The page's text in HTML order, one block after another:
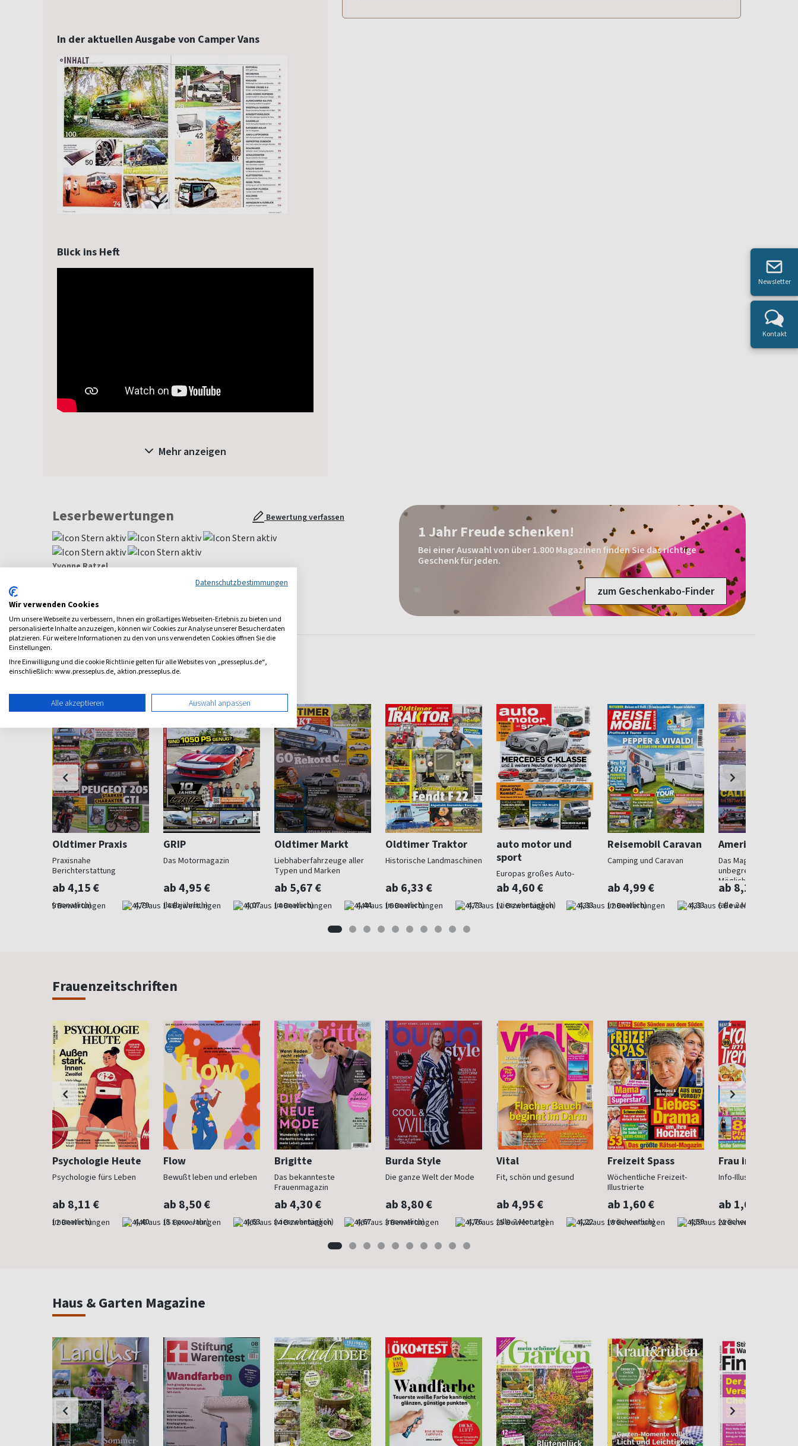
In der aktuellen Ausgabe von Camper Vans
Blick ins Heft
Mehr anzeigen
Leserbewertungen Bewertung verfassen
Yvonne Ratzel
Super Service, E-Mail Anfeagen wurden zeitnah beantwortet
Alle Leserbewertungen anzeigen
1 Jahr Freude schenken!
Bei einer Auswahl von über 1.800 Magazinen finden Sie das richtige
Geschenk für jeden.
zum Geschenkabo-Finder
Weitere Auto-Motorrad-Magazine
Oldtimer Praxis
Praxisnahe
Berichterstattung
ab 4,15 €
(monatlich) 4,79
GRIP
Das Motormagazin
ab 4,95 €
(halbjährlich) 4,07
Oldtimer Markt
Liebhaberfahrzeuge aller
Typen und Marken
ab 5,67 €
(monatlich) 4,44
Oldtimer Traktor
Historische Landmaschinen
ab 6,33 €
(monatlich) 4,73
auto motor und
sport
Europas großes Auto-
Magazin
ab 4,60 €
(vierzehntäglich) 4,33
Reisemobil Caravan
Camping und Caravan
ab 4,99 €
(monatlich) 4,33
American
Das Magazin der
unbegrenzten
Möglichkeiten
ab 8,17 €
(alle 2 Monate)
Frauenzeitschriften
Psychologie Heute
Psychologie fürs Leben
ab 8,11 €
(monatlich) 4,40
Flow
Bewußt leben und erleben
ab 8,50 €
(8 x pro Jahr) 4,63
Brigitte
Das bekannteste
Frauenmagazin
ab 4,30 €
(vierzehntäglich) 4,67
Burda Style
Die ganze Welt der Mode
ab 8,80 €
(monatlich) 4,76
Vital
Fit, schön und gesund
ab 4,95 €
(alle 2 Monate) 4,22
Freizeit Spass
Wöchentliche Freizeit-
Illustrierte
ab 1,60 €
(wöchentlich) 4,59
Frau im Trend
Info-Illustrierte für
ab 1,60 €
(wöchentlich)
Haus & Garten Magazine
Newsletter
Kontakt
Datenschutzbestimmungen
Wir verwenden Cookies
Um unsere Webseite zu verbessern, Ihnen ein großartiges Webseiten-Erlebnis zu bieten und
personalisierte Inhalte anzuzeigen, können wir Cookies zur Analyse unserer Besucherdaten
platzieren. Für weitere Informationen zu den von uns verwendeten Cookies öffnen Sie die
Einstellungen.
Ihre Einwilligung und die cookie Richtlinie gelten für alle Websites von „presseplus.de“,
einschließlich: www.presseplus.de, aktion.presseplus.de.
Alle akzeptieren Auswahl anpassen